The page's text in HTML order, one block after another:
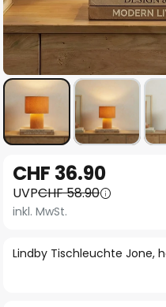
Anfang
der
Bildgalerie
Lindby Tischleuchte Jone,
CHF 36.90
UVPCHF 58.90
inkl. MwSt.